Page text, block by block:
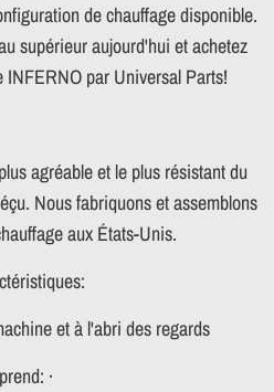
de chauffage disponible.
supérieur aujourd'hui et achetez
INFERNO par Universal Parts!
agréable et le plus résistant du
Nous fabriquons et assemblons
aux États-Unis.
et à l'abri des regards
·